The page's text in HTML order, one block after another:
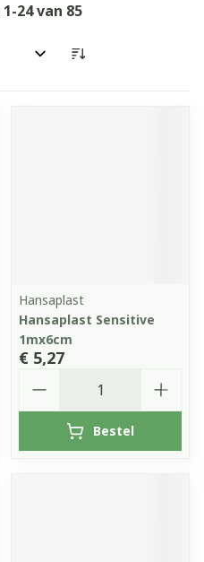
1-24van 85
Hansaplast
Hansaplast Sensitive
1mx6cm
€ 5,27
Bestel